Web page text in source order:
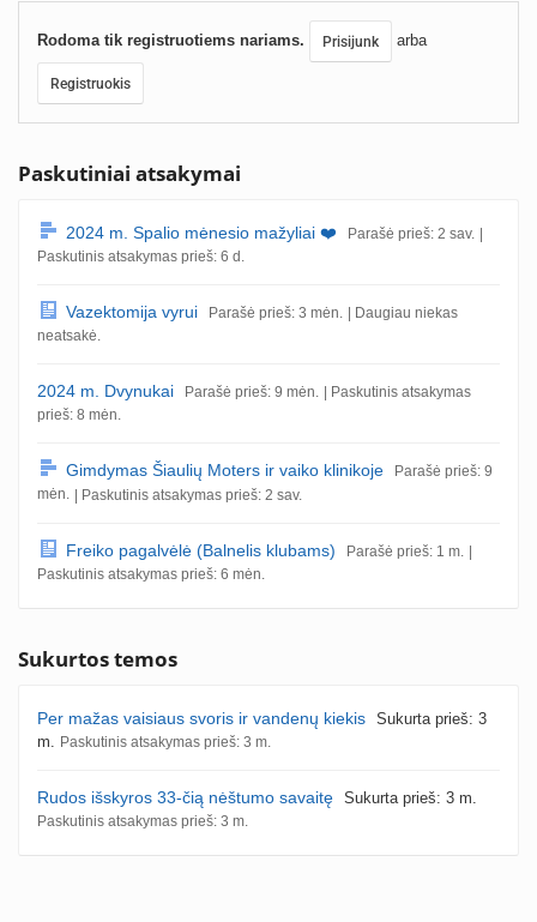
Rodoma tik registruotiems nariams. Prisijunk arba
Registruokis
Paskutiniai atsakymai
2024 m. Spalio mėnesio mažyliai ❤️ Parašė prieš: 2 sav.
Paskutinis atsakymas prieš: 6 d.
Vazektomija vyrui Parašė prieš: 3 mėn. | Daugiau niekas
neatsakė.
2024 m. Dvynukai Parašė prieš: 9 mėn. | Paskutinis atsakymas
prieš: 8 mėn.
Gimdymas Šiaulių Moters ir vaiko klinikoje Parašė prieš: 9
mėn. | Paskutinis atsakymas prieš: 2 sav.
Freiko pagalvėlė (Balnelis klubams) Parašė prieš: 1 m.
Paskutinis atsakymas prieš: 6 mėn.
Sukurtos temos
Per mažas vaisiaus svoris ir vandenų kiekis Sukurta prieš: 3
m. Paskutinis atsakymas prieš: 3 m.
Rudos išskyros 33-čią nėštumo savaitę Sukurta prieš: 3 m.
Paskutinis atsakymas prieš: 3 m.